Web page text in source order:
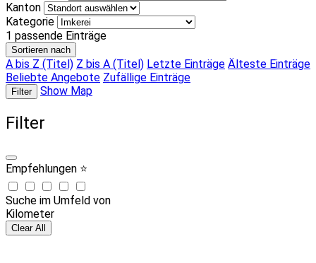
Kanton
Kategorie
1 passende Einträge
Sortieren nach
A bis Z (Titel) Z bis A (Titel) Letzte Einträge Älteste Einträge
Beliebte Angebote Zufällige Einträge
Filter Show Map
Filter
Empfehlungen ⭐
Suche im Umfeld von
Kilometer
Clear All